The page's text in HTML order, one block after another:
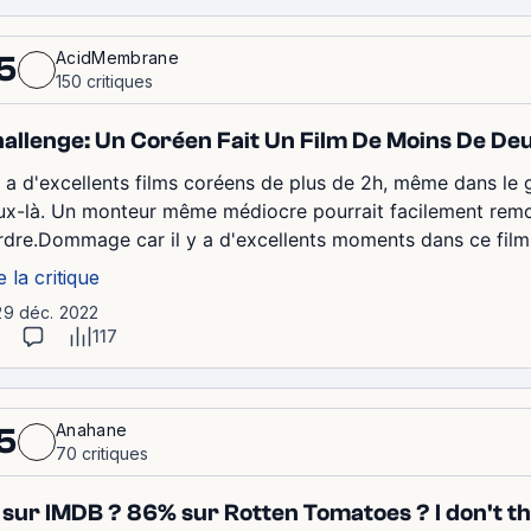
AcidMembrane
150 critiques
Un Coréen Fait Un Film De Moins De
a d'excellents films coréens de plus de 2h, même dans
là. Un monteur même médiocre pourrait facilement
car il y a d'excellents moments dans ce
la critique
déc. 2022
117
Anahane
70 critiques
sur IMDB ? 86% sur Rotten Tomatoes ? I don't